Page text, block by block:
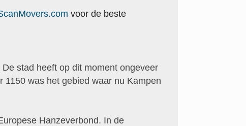
voor de beste
stad heeft op dit moment ongeveer
was het gebied waar nu Kampen
Hanzeverbond. In de